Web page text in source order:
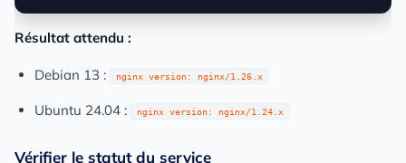
Résultat attendu :
Debian 13 : nginx version: nginx/1.26.x
Ubuntu 24.04 : nginx version: nginx/1.24.x
Vérifier le statut du service